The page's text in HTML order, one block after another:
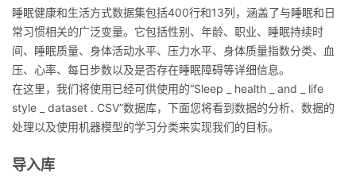
睡眠健康和生活方式数据集包括400行和13列，涵盖了与睡眠和日
常习惯相关的广泛变量。它包括性别、年龄、职业、睡眠持续时
间、睡眠质量、身体活动水平、压力水平、身体质量指数分类、血
压、心率、每日步数以及是否存在睡眠障碍等详细信息。
在这里，我们将使用已经可供使用的“Sleep _ health _ and _ life
style _ dataset . CSV”数据库，下面您将看到数据的分析、数据的
处理以及使用机器模型的学习分类来实现我们的目标。
导入库